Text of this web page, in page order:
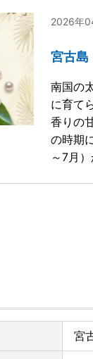
2026年
宮古島
南国の
に育て
香りの
の時期
～7月
宮